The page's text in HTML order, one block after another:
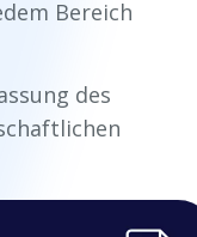
Bereich
des